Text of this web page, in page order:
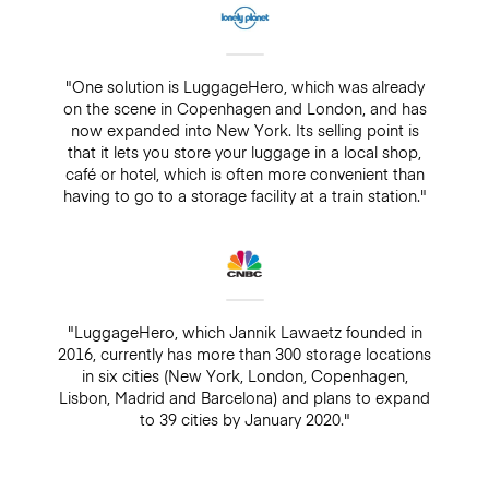
"One solution is LuggageHero, which was already
on the scene in Copenhagen and London, and has
now expanded into New York. Its selling point is
that it lets you store your luggage in a local shop,
café or hotel, which is often more convenient than
having to go to a storage facility at a train station."
"LuggageHero, which Jannik Lawaetz founded in
2016, currently has more than 300 storage locations
in six cities (New York, London, Copenhagen,
Lisbon, Madrid and Barcelona) and plans to expand
to 39 cities by January 2020."